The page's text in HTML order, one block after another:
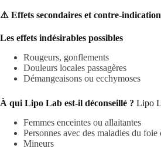
⚠️ Effets secondaires et contre-
Les effets indésirables possibles
Rougeurs, gonflements
Douleurs locales passagères
Démangeaisons ou ecchymoses
À qui Lipo Lab est-il déconseillé ? Lipo
Femmes enceintes ou allaitantes
Personnes avec des maladies du foie
Mineurs